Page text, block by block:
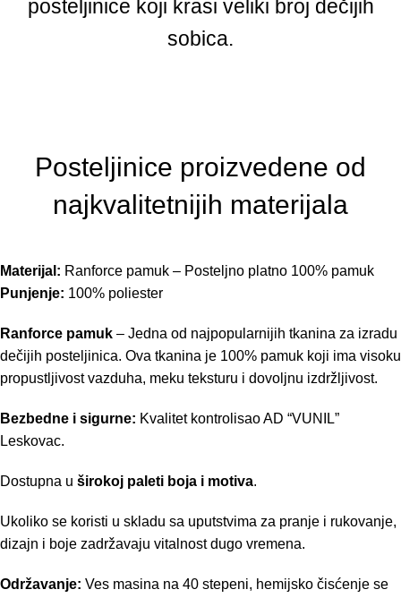
posteljinice koji krasi veliki broj dečijih
sobica.
Posteljinice proizvedene od
najkvalitetnijih materijala
Materijal: Ranforce pamuk – Posteljno platno 100% pamuk
Punjenje: 100% poliester
Ranforce pamuk – Jedna od najpopularnijih tkanina za izradu
dečijih posteljinica. Ova tkanina je 100% pamuk koji ima visoku
propustljivost vazduha, meku teksturu i dovoljnu izdržljivost.
Bezbedne i sigurne: Kvalitet kontrolisao AD “VUNIL”
Leskovac.
Dostupna u širokoj paleti boja i motiva.
Ukoliko se koristi u skladu sa uputstvima za pranje i rukovanje,
dizajn i boje zadržavaju vitalnost dugo vremena.
Održavanje: Ves masina na 40 stepeni, hemijsko čisćenje se